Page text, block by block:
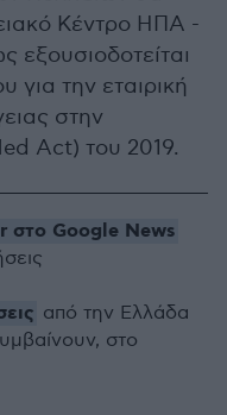
Κέντρο ΗΠΑ -
εξουσιοδοτείται
την εταιρική
στην
Act) του 2019.
στο Google News
από την Ελλάδα
στο